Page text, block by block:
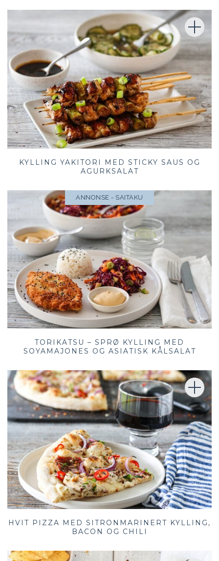
KYLLING YAKITORI MED STICKY SAUS OG
AGURKSALAT
ANNONSE - SAITAKU
TORIKATSU – SPRØ KYLLING MED
SOYAMAJONES OG ASIATISK KÅLSALAT
HVIT PIZZA MED SITRONMARINERT KYLLING,
BACON OG CHILI